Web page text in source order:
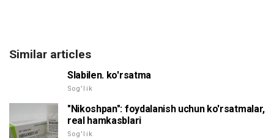
Similar articles
Slabilen. ko'rsatma
Sog'lik
"Nikoshpan": foydalanish uchun ko'rsatmalar,
real hamkasblari
Sog'lik